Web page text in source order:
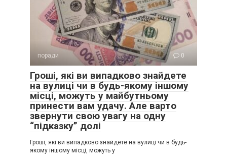
поради 0
Гроші, які ви випадково знайдете
на вулиці чи в будь-якому іншому
місці, можуть у майбутньому
принести вам удачу. Але варто
звернути свою увагу на одну
“підказку” долі
Гроші, які ви випадково знайдете на вулиці чи в будь-
якому іншому місці, можуть у